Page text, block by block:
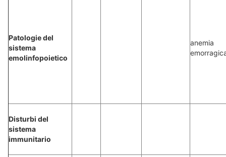
Patologie del
sistema
emolinfopoietico
anemia
Disturbi del
sistema
immunitario